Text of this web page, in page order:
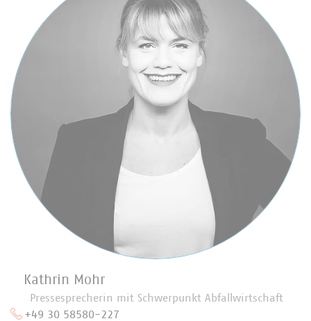
Kathrin Mohr
Pressesprecherin mit Schwerpunkt Abfallwirtschaft
+49 30 58580-227